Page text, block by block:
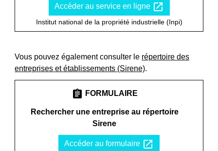
Accéder au service en ligne open_in_new
Institut national de la propriété industrielle (Inpi)
Vous pouvez également consulter le répertoire des
entreprises et établissements (Sirene).
assignment FORMULAIRE
Rechercher une entreprise au répertoire
Sirene
Accéder au formulaire open_in_new